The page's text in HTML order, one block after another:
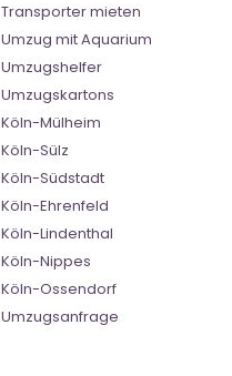
Transporter mieten
Umzug mit Aquarium
Umzugshelfer
Umzugskartons
Köln-Mülheim
Köln-Sülz
Köln-Südstadt
Köln-Ehrenfeld
Köln-Lindenthal
Köln-Nippes
Köln-Ossendorf
Umzugsanfrage